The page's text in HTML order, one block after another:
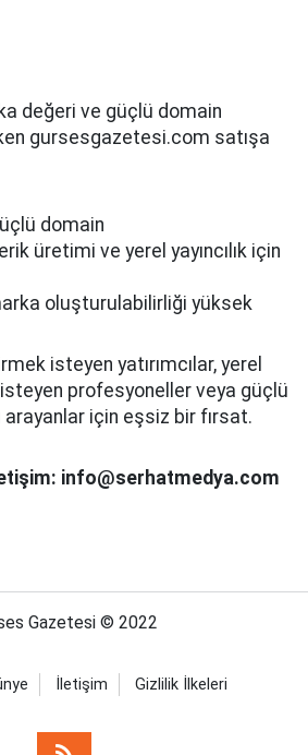
değeri ve güçlü domain
gursesgazetesi.com satışa
domain
üretimi ve yerel yayıncılık için
oluşturulabilirliği yüksek
isteyen yatırımcılar, yerel
profesyoneller veya güçlü
için eşsiz bir fırsat.
info@serhatmedya.com
Gazetesi © 2022
İletişim Gizlilik İlkeleri